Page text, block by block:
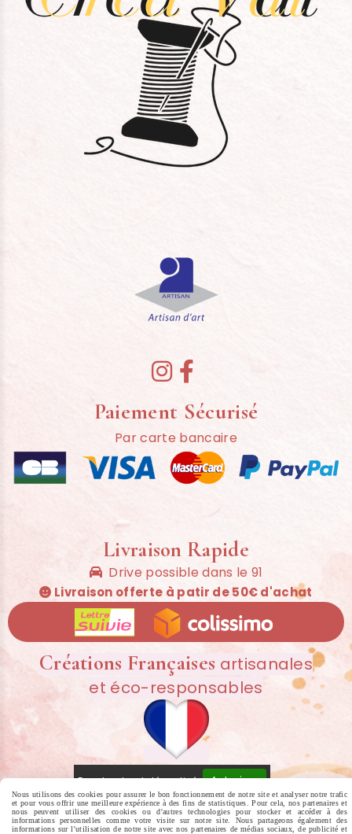
 
Paiement Sécurisé
Par carte bancaire
Livraison Rapide
Drive possible dans le 91
 Livraison offerte à patir de 50€ d'achat
Créations Françaises artisanales
et éco-responsables
Facebook est désactivé. Autoriser
MENTIONS LÉGALES CONDITIONS GÉNÉRALES DE VENTE
POLITIQUE
Nous utilisons des cookies pour assurer le bon fonctionnement de notre site et analyser notre trafic
et pour vous offrir une meilleure expérience à des fins de statistiques. Pour cela, nos partenaires et
nous peuvent utiliser des cookies ou d'autres technologies pour stocker et accéder à des
informations personnelles comme votre visite sur notre site. Nous partageons également des
informations sur l'utilisation de notre site avec nos partenaires de médias sociaux, de publicité et